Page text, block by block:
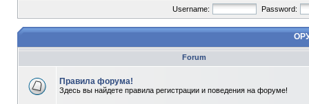
Username: Password:
Forum
Правила форума!
Здесь вы найдете правила регистрации и поведения на форуме!